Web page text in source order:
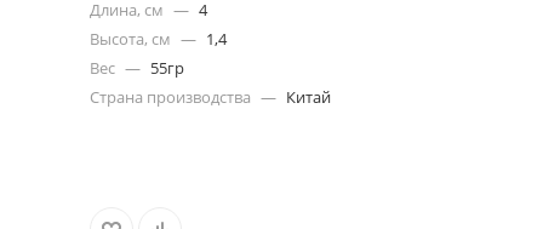
Длина, см — 4
Высота, см — 1,4
Вес — 55гр
Страна производства — Китай